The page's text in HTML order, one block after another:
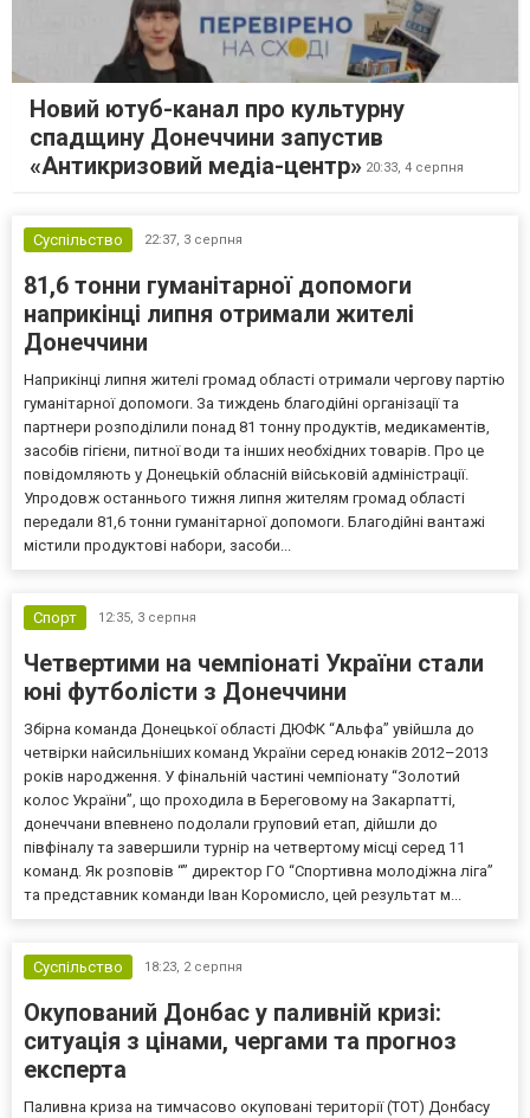
Новий ютуб-канал про культурну
спадщину Донеччини запустив
«Антикризовий медіа-центр» 20:33, 4 серпня
Суспільство 22:37, 3 серпня
81,6 тонни гуманітарної допомоги
наприкінці липня отримали жителі
Донеччини
Наприкінці липня жителі громад області отримали чергову партію
гуманітарної допомоги. За тиждень благодійні організації та
партнери розподілили понад 81 тонну продуктів, медикаментів,
засобів гігієни, питної води та інших необхідних товарів. Про це
повідомляють у Донецькій обласній військовій адміністрації.
Упродовж останнього тижня липня жителям громад області
передали 81,6 тонни гуманітарної допомоги. Благодійні вантажі
містили продуктові набори, засоби...
Спорт 12:35, 3 серпня
Четвертими на чемпіонаті України стали
юні футболісти з Донеччини
Збірна команда Донецької області ДЮФК “Альфа” увійшла до
четвірки найсильніших команд України серед юнаків 2012–2013
років народження. У фінальній частині чемпіонату “Золотий
колос України”, що проходила в Береговому на Закарпатті,
донеччани впевнено подолали груповий етап, дійшли до
півфіналу та завершили турнір на четвертому місці серед 11
команд. Як розповів “” директор ГО “Спортивна молодіжна ліга”
та представник команди Іван Коромисло, цей результат м...
Суспільство 18:23, 2 серпня
Окупований Донбас у паливній кризі:
ситуація з цінами, чергами та прогноз
експерта
Паливна криза на тимчасово окуповані території (ТОТ) Донбасу